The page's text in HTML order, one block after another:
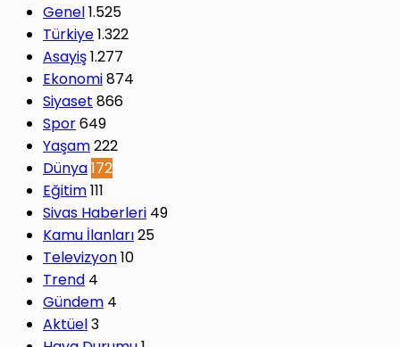
Genel1.525
Türkiye1.322
Asayiş1.277
Ekonomi874
Siyaset 866
Spor649
Yaşam222
Dünya172
Eğitim111
Sivas Haberleri 49
Kamu İlanları25
Televizyon10
Trend 4
Gündem 4
Aktüel3